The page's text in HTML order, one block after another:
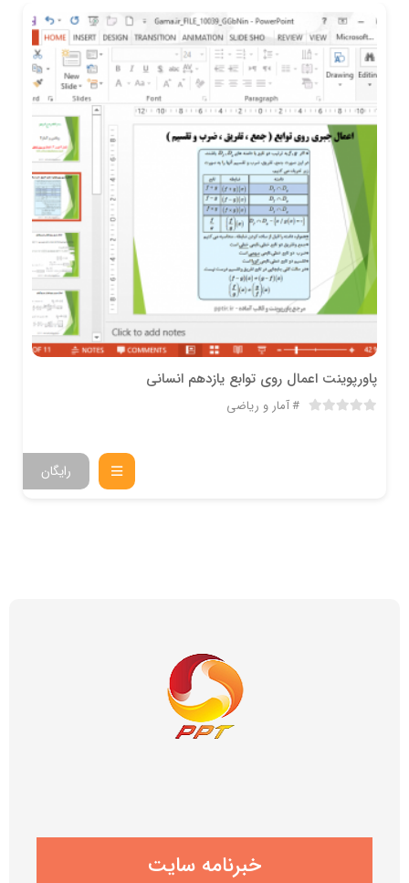
پاورپوینت اعمال روی توابع یازدهم انسانی
آمار و ریاضی
رایگان
خبرنامه سایت